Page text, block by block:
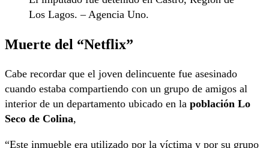
Los Lagos. – Agencia Uno.
Muerte del “Netflix”
Cabe recordar que el joven delincuente fue asesinado
cuando estaba compartiendo con un grupo de amigos al
interior de un departamento ubicado en la población Lo
Seco de Colina,
“Este inmueble era utilizado por la víctima y por su grupo